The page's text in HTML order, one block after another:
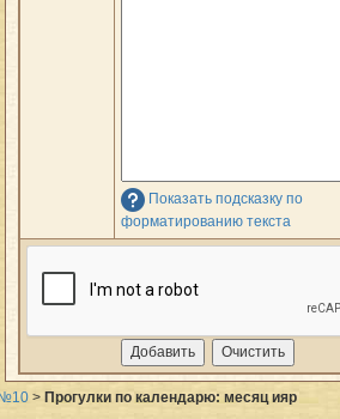
Показать подсказку по
форматированию текста
№10 > Прогулки по календарю: месяц ияр